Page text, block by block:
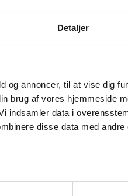
Detaljer
og annoncer, til at vise dig
brug af vores hjemmeside
indsamler data i
disse data med